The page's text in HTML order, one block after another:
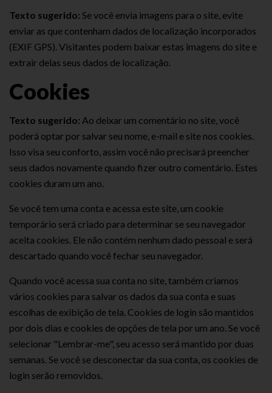
Texto sugerido: Se você envia imagens para o site, evite
enviar as que contenham dados de localização incorporados
(EXIF GPS). Visitantes podem baixar estas imagens do site e
extrair delas seus dados de localização.
Cookies
Texto sugerido: Ao deixar um comentário no site, você
poderá optar por salvar seu nome, e-mail e site nos cookies.
Isso visa seu conforto, assim você não precisará preencher
seus dados novamente quando fizer outro comentário. Estes
cookies duram um ano.
Se você tem uma conta e acessa este site, um cookie
temporário será criado para determinar se seu navegador
aceita cookies. Ele não contém nenhum dado pessoal e será
descartado quando você fechar seu navegador.
Quando você acessa sua conta no site, também criamos
vários cookies para salvar os dados da sua conta e suas
escolhas de exibição de tela. Cookies de login são mantidos
por dois dias e cookies de opções de tela por um ano. Se você
selecionar "Lembrar-me", seu acesso será mantido por duas
semanas. Se você se desconectar da sua conta, os cookies de
login serão removidos.